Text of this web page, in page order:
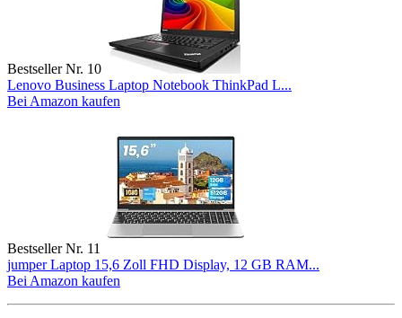
Bestseller Nr. 10
Lenovo Business Laptop Notebook ThinkPad L...
Bei Amazon kaufen
Bestseller Nr. 11
jumper Laptop 15,6 Zoll FHD Display, 12 GB RAM...
Bei Amazon kaufen